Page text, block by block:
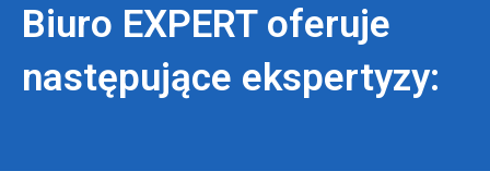
Biuro EXPERT oferuje
następujące ekspertyzy: